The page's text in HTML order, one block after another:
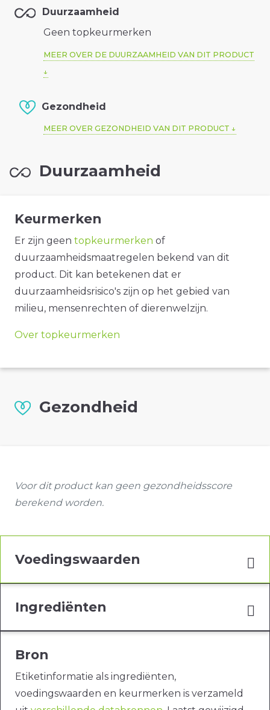
Duurzaamheid
Geen topkeurmerken
MEER OVER DE DUURZAAMHEID VAN DIT PRODUCT
Gezondheid
MEER OVER GEZONDHEID VAN DIT PRODUCT
Duurzaamheid
Keurmerken
Er zijn geen topkeurmerken of
duurzaamheidsmaatregelen bekend van dit
product. Dit kan betekenen dat er
duurzaamheidsrisico's zijn op het gebied van
milieu, mensenrechten of dierenwelzijn.
Over topkeurmerken
Gezondheid
Voor dit product kan geen gezondheidsscore
berekend worden.
Voedingswaarden
Ingrediënten
Bron
Etiketinformatie als ingrediënten,
voedingswaarden en keurmerken is verzameld